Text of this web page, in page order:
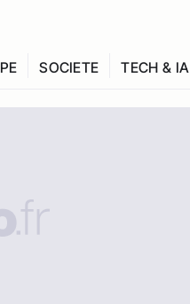
SOCIETE TECH & IA